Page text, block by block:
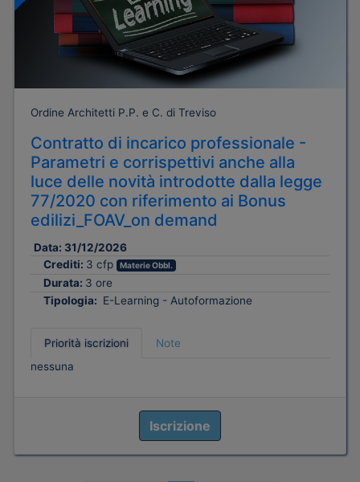
Ordine Architetti P.P. e C. di Treviso
Contratto di incarico professionale -
Parametri e corrispettivi anche alla
luce delle novità introdotte dalla legge
77/2020 con riferimento ai Bonus
edilizi_FOAV_on demand
Data: 31/12/2026
Crediti: 3 cfp Materie Obbl.
Durata: 3 ore
Tipologia: E-Learning - Autoformazione
Priorità iscrizioni
Note
nessuna
Iscrizione